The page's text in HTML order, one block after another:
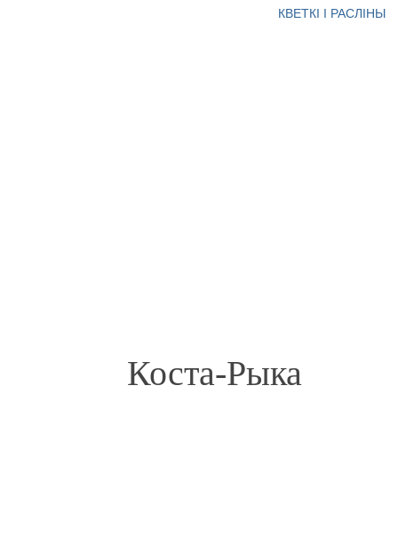
Коста-Рыка
КВЕТКІ І РАСЛІНЫ